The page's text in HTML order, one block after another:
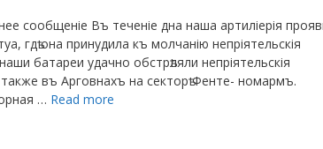
сообщеніе Въ теченіе дна наша артиліерія
гдѣ она принудила къ молчанію непріятельскія
батареи удачно обстрѣляли непріятельскія
въ Арговнахъ на секторѣ Фенте- номармъ.
… Read more